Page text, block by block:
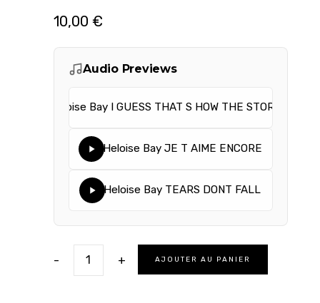
10,00 €
Audio Previews
Heloise Bay I GUESS THAT S HOW THE STORIES END
Heloise Bay JE T AIME ENCORE
Heloise Bay TEARS DONT FALL
- + AJOUTER AU PANIER